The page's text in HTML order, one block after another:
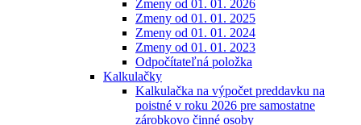
Zmeny od 01. 01. 2026
Zmeny od 01. 01. 2025
Zmeny od 01. 01. 2024
Zmeny od 01. 01. 2023
Odpočítateľná položka
Kalkulačky
Kalkulačka na výpočet preddavku na
poistné v roku 2026 pre samostatne
zárobkovo činné osoby